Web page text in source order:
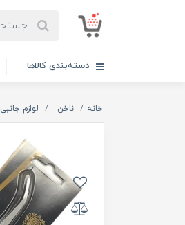
دسته‌بندی کالاها
خانه ناخن لوازم جانبی